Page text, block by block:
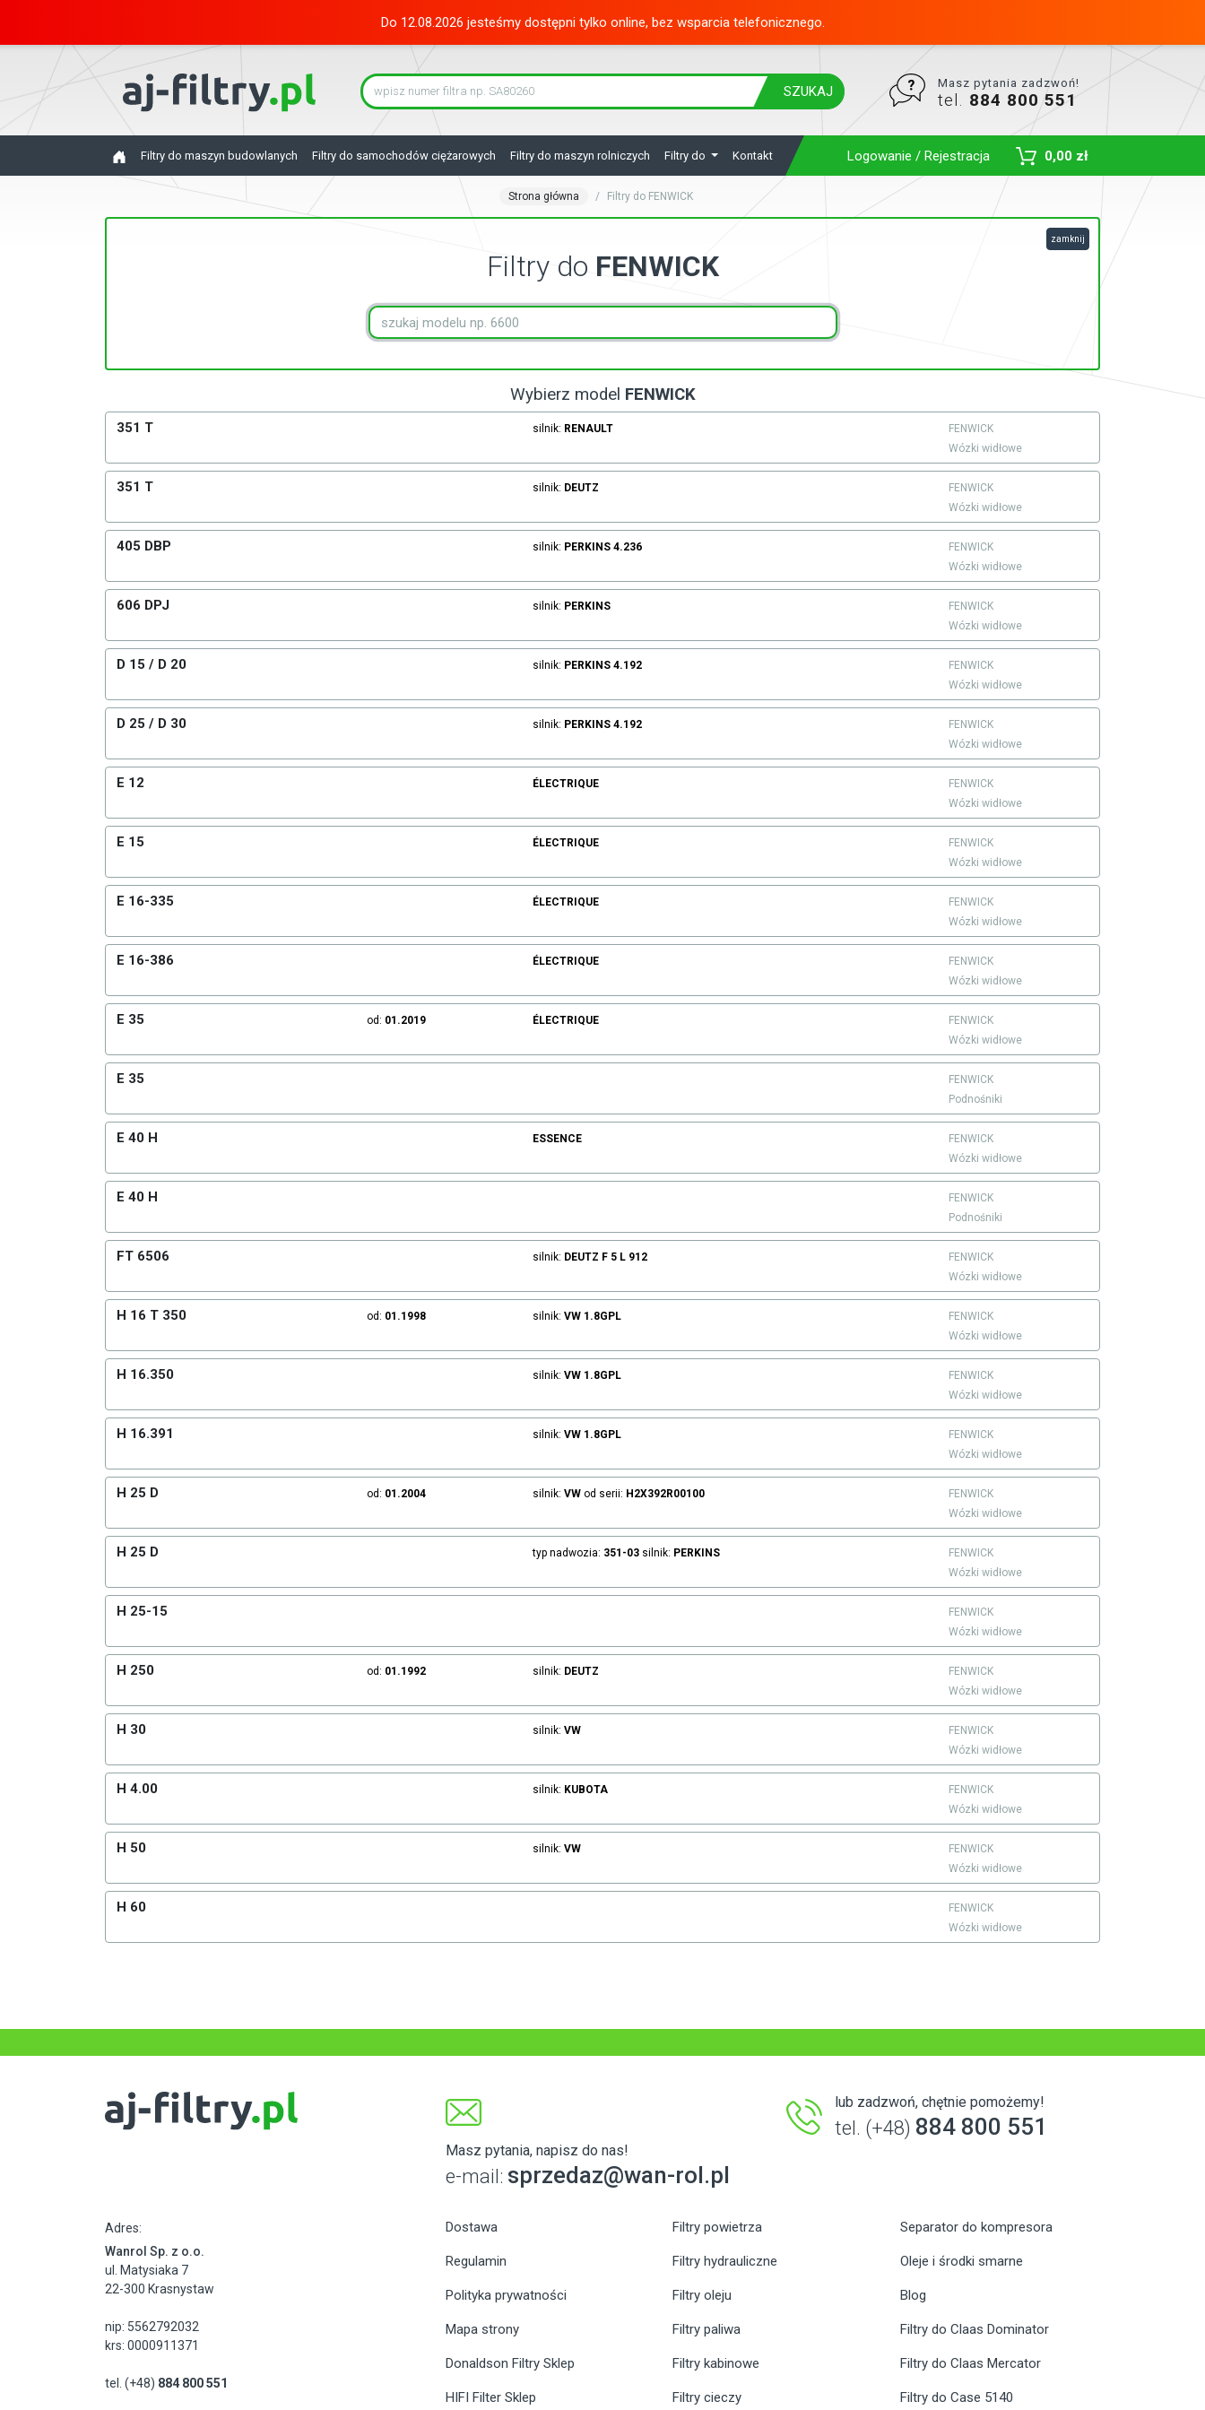
Do 12.08.2026 jesteśmy dostępni tylko online, bez wsparcia telefonicznego.
SZUKAJ
Masz pytania zadzwoń!
tel. 884 800 551
Filtry do maszyn budowlanych Filtry do samochodów ciężarowych Filtry do maszyn rolniczych Filtry do Kontakt Logowanie / Rejestracja 0,00 zł
Strona główna Filtry do FENWICK
Filtry do FENWICK
zamknij
Wybierz model FENWICK
351 T silnik: RENAULT
FENWICK
Wózki widłowe
351 T silnik: DEUTZ
FENWICK
Wózki widłowe
405 DBP silnik: PERKINS 4.236
FENWICK
Wózki widłowe
606 DPJ silnik: PERKINS
FENWICK
Wózki widłowe
D 15 / D 20 silnik: PERKINS 4.192
FENWICK
Wózki widłowe
D 25 / D 30 silnik: PERKINS 4.192
FENWICK
Wózki widłowe
E 12 ÉLECTRIQUE
FENWICK
Wózki widłowe
E 15 ÉLECTRIQUE
FENWICK
Wózki widłowe
E 16-335 ÉLECTRIQUE
FENWICK
Wózki widłowe
E 16-386 ÉLECTRIQUE
FENWICK
Wózki widłowe
E 35 od: 01.2019 ÉLECTRIQUE
FENWICK
Wózki widłowe
E 35
FENWICK
Podnośniki
E 40 H ESSENCE
FENWICK
Wózki widłowe
E 40 H
FENWICK
Podnośniki
FT 6506 silnik: DEUTZ F 5 L 912
FENWICK
Wózki widłowe
H 16 T 350 od: 01.1998 silnik:VW 1.8GPL
FENWICK
Wózki widłowe
H 16.350 silnik:VW 1.8GPL
FENWICK
Wózki widłowe
H 16.391 silnik:VW 1.8GPL
FENWICK
Wózki widłowe
H 25 D od: 01.2004 silnik:VW od serii: H2X392R00100
FENWICK
Wózki widłowe
H 25 D typ nadwozia: 351-03 silnik: PERKINS
FENWICK
Wózki widłowe
H 25-15
FENWICK
Wózki widłowe
H 250 od: 01.1992 silnik: DEUTZ
FENWICK
Wózki widłowe
H 30 silnik:VW
FENWICK
Wózki widłowe
H 4.00 silnik: KUBOTA
FENWICK
Wózki widłowe
H 50 silnik:VW
FENWICK
Wózki widłowe
H 60
FENWICK
Wózki widłowe
Masz pytania, napisz do nas!
e-mail: sprzedaz@wan-rol.pl
lub zadzwoń, chętnie pomożemy!
tel. (+48) 884 800 551
Adres:
Wanrol Sp. z o.o.
ul. Matysiaka 7
22-300 Krasnystaw
nip: 5562792032
krs: 0000911371
tel. (+48) 884 800 551
Dostawa
Regulamin
Polityka prywatności
Mapa strony
Donaldson Filtry Sklep
HIFI Filter Sklep
Filtry powietrza
Filtry hydrauliczne
Filtry oleju
Filtry paliwa
Filtry kabinowe
Filtry cieczy
Separator do kompresora
Oleje i środki smarne
Blog
Filtry do Claas Dominator
Filtry do Claas Mercator
Filtry do Case 5140